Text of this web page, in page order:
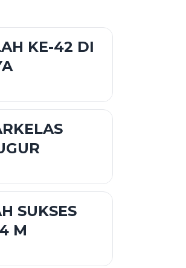
KE-42 DI
SUKSES
M